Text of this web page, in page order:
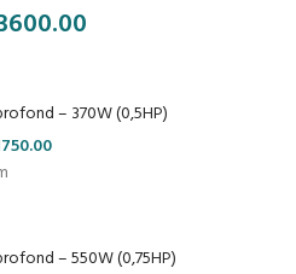
– 370W (0,5HP)
– 550W (0,75HP)